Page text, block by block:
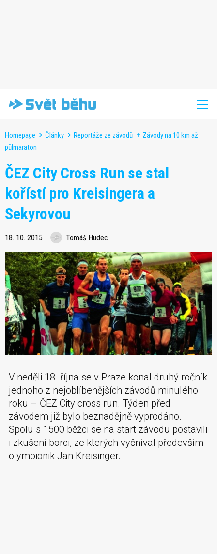
Homepage Články Reportáže ze závodů
Závody na 10 km až
půlmaraton
ČEZ City Cross Run se stal
kořístí pro Kreisingera a
Sekyrovou
18. 10. 2015 Tomáš Hudec
V neděli 18. října se v Praze konal druhý ročník
jednoho z nejoblíbenějších závodů minulého
roku – ČEZ City cross run. Týden před
závodem již bylo beznadějně vyprodáno.
Spolu s 1500 běžci se na start závodu postavili
i zkušení borci, ze kterých vyčníval především
olympionik Jan Kreisinger.